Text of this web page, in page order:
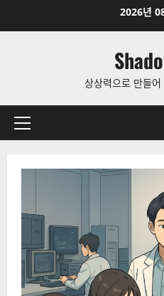
2026년
상상력으로 만들
Primary